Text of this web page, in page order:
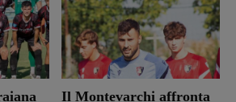
Il Montevarchi affronta